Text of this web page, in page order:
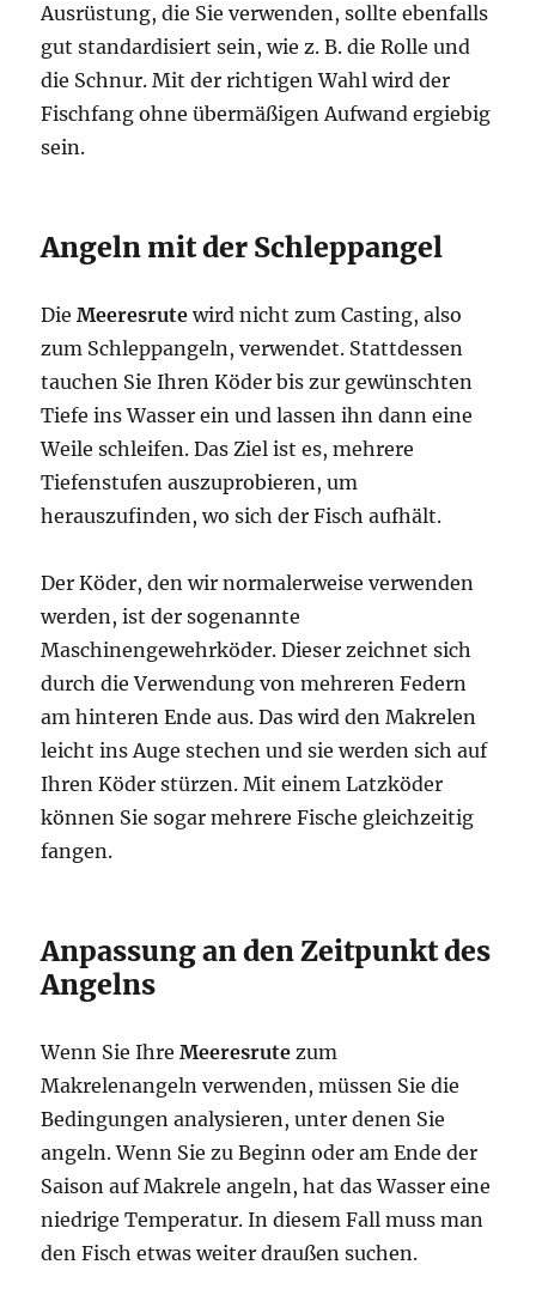
Ausrüstung, die Sie verwenden, sollte ebenfalls
gut standardisiert sein, wie z. B. die Rolle und
die Schnur. Mit der richtigen Wahl wird der
Fischfang ohne übermäßigen Aufwand ergiebig
sein.
Angeln mit der Schleppangel
DieMeeresrute wird nicht zum Casting, also
zum Schleppangeln, verwendet. Stattdessen
tauchen Sie Ihren Köder bis zur gewünschten
Tiefe ins Wasser ein und lassen ihn dann eine
Weile schleifen. Das Ziel ist es, mehrere
Tiefenstufen auszuprobieren, um
herauszufinden, wo sich der Fisch aufhält.
Der Köder, den wir normalerweise verwenden
werden, ist der sogenannte
Maschinengewehrköder. Dieser zeichnet sich
durch die Verwendung von mehreren Federn
am hinteren Ende aus. Das wird den Makrelen
leicht ins Auge stechen und sie werden sich auf
Ihren Köder stürzen. Mit einem Latzköder
können Sie sogar mehrere Fische gleichzeitig
fangen.
Anpassung an den Zeitpunkt des
Angelns
Wenn Sie IhreMeeresrute zum
Makrelenangeln verwenden, müssen Sie die
Bedingungen analysieren, unter denen Sie
angeln. Wenn Sie zu Beginn oder am Ende der
Saison auf Makrele angeln, hat das Wasser eine
niedrige Temperatur. In diesem Fall muss man
den Fisch etwas weiter draußen suchen.